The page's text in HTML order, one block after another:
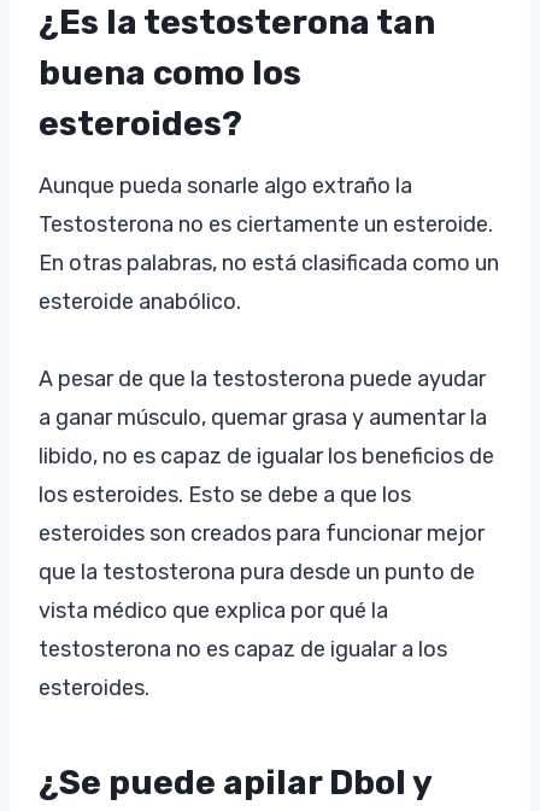
¿Es la testosterona tan
buena como los
esteroides?
Aunque pueda sonarle algo extraño la
Testosterona no es ciertamente un esteroide.
En otras palabras, no está clasificada como un
esteroide anabólico.
A pesar de que la testosterona puede ayudar
a ganar músculo, quemar grasa y aumentar la
libido, no es capaz de igualar los beneficios de
los esteroides. Esto se debe a que los
esteroides son creados para funcionar mejor
que la testosterona pura desde un punto de
vista médico que explica por qué la
testosterona no es capaz de igualar a los
esteroides.
¿Se puede apilar Dbol y